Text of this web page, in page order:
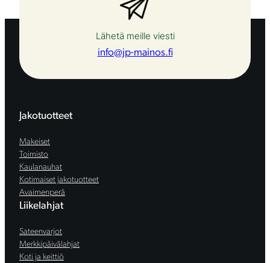
Lähetä meille viesti
info@jp-mainos.fi
Jakotuotteet
Makeiset
Toimisto
Kaulanauhat
Kotimaiset jakotuotteet
Avaimenperä
Liikelahjat
Sateenvarjot
Merkkipäivälahjat
Koti ja keittiö